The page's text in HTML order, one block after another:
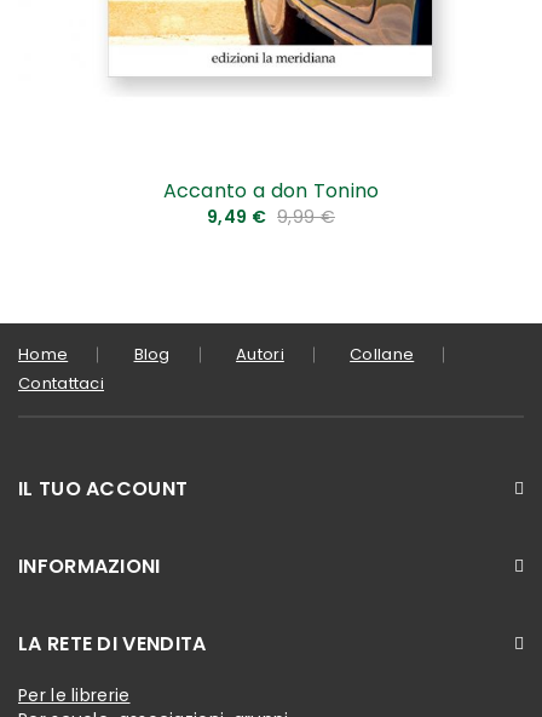
Accanto a don Tonino
9,49 € 9,99 €
Home Blog Autori
Collane
Contattaci
IL TUO ACCOUNT
INFORMAZIONI
LA RETE DI VENDITA
Per le librerie